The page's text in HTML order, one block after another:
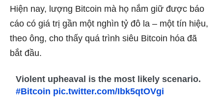
Hiện nay, lượng Bitcoin mà họ nắm giữ được báo
cáo có giá trị gần một nghìn tỷ đô la – một tín hiệu,
theo ông, cho thấy quá trình siêu Bitcoin hóa đã
bắt đầu.
Violent upheaval is the most likely scenario.
#Bitcoin pic.twitter.com/Ibk5qtOVgi